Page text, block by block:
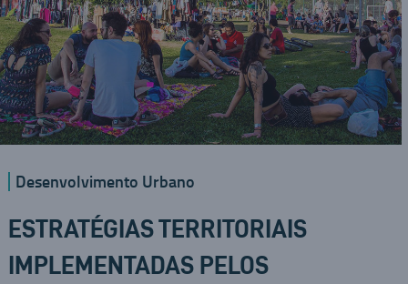
Desenvolvimento Urbano
ESTRATÉGIAS TERRITORIAIS
IMPLEMENTADAS PELOS